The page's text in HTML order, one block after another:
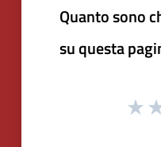
Quanto sono
su questa